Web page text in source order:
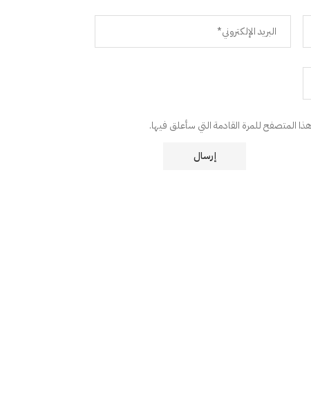
هذا المتصفح للمرة القادمة التي سأعلق فيها.